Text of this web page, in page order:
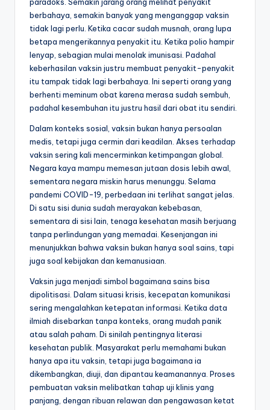
paradoks. Semakin jarang orang melihat penyakit
berbahaya, semakin banyak yang menganggap vaksin
tidak lagi perlu. Ketika cacar sudah musnah, orang lupa
betapa mengerikannya penyakit itu. Ketika polio hampir
lenyap, sebagian mulai menolak imunisasi. Padahal
keberhasilan vaksin justru membuat penyakit-penyakit
itu tampak tidak lagi berbahaya. Ini seperti orang yang
berhenti meminum obat karena merasa sudah sembuh,
padahal kesembuhan itu justru hasil dari obat itu sendiri.
Dalam konteks sosial, vaksin bukan hanya persoalan
medis, tetapi juga cermin dari keadilan. Akses terhadap
vaksin sering kali mencerminkan ketimpangan global.
Negara kaya mampu memesan jutaan dosis lebih awal,
sementara negara miskin harus menunggu. Selama
pandemi COVID-19, perbedaan ini terlihat sangat jelas.
Di satu sisi dunia sudah merayakan kebebasan,
sementara di sisi lain, tenaga kesehatan masih berjuang
tanpa perlindungan yang memadai. Kesenjangan ini
menunjukkan bahwa vaksin bukan hanya soal sains, tapi
juga soal kebijakan dan kemanusiaan.
Vaksin juga menjadi simbol bagaimana sains bisa
dipolitisasi. Dalam situasi krisis, kecepatan komunikasi
sering mengalahkan ketepatan informasi. Ketika data
ilmiah disebarkan tanpa konteks, orang mudah panik
atau salah paham. Di sinilah pentingnya literasi
kesehatan publik. Masyarakat perlu memahami bukan
hanya apa itu vaksin, tetapi juga bagaimana ia
dikembangkan, diuji, dan dipantau keamanannya. Proses
pembuatan vaksin melibatkan tahap uji klinis yang
panjang, dengan ribuan relawan dan pengawasan ketat